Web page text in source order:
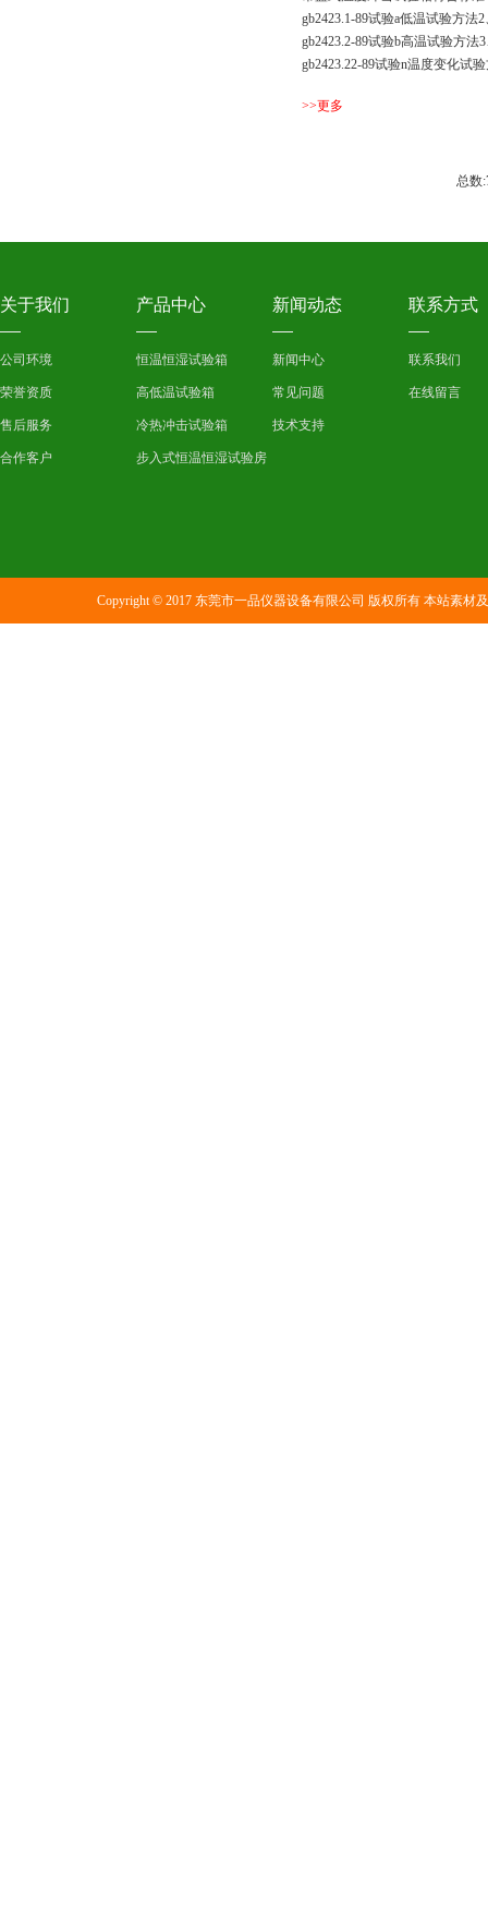
gb2423.1-89试验a低温试验方法2
gb2423.2-89试验b高温试验方法
gb2423.22-89试验n温度变化试
>>更多
总数
关于我们
公司环境
荣誉资质
售后服务
合作客户
产品中心
恒温恒湿试验箱
高低温试验箱
冷热冲击试验箱
步入式恒温恒湿试验房
新闻动态
新闻中心
常见问题
技术支持
联系方式
联系我们
在线留言
Copyright © 2017 东莞市一品仪器设备有限公司 版权所有 本站素